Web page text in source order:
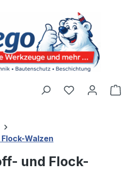
Du hast 0
Walzen
und Flock-